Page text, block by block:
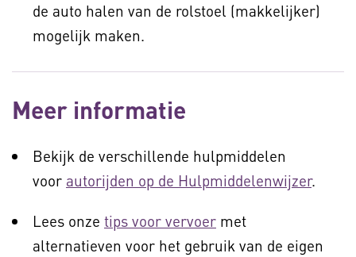
de auto halen van de rolstoel (makkelijker)
mogelijk maken.
Meer informatie
Bekijk de verschillende hulpmiddelen
voor autorijden op de Hulpmiddelenwijzer.
Lees onze tips voor vervoer met
alternatieven voor het gebruik van de eigen